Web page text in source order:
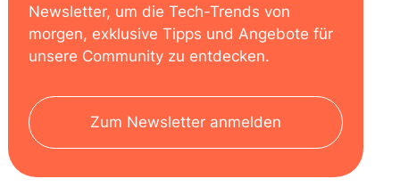
Newsletter, um die Tech-Trends von
morgen, exklusive Tipps und Angebote für
unsere Community zu entdecken.
Zum Newsletter anmelden